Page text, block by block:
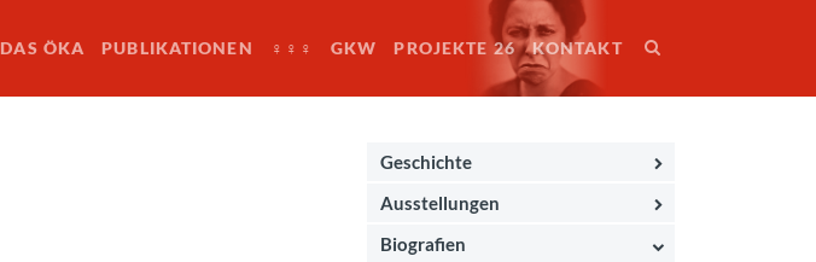
DAS ÖKA PUBLIKATIONEN ♀♀♀ GKW PROJEKTE 26 KONTAKT
Geschichte
Ausstellungen
Biografien